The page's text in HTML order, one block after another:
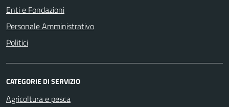
Enti e Fondazioni
Personale Amministrativo
Politici
CATEGORIE DI SERVIZIO
Agricoltura e pesca